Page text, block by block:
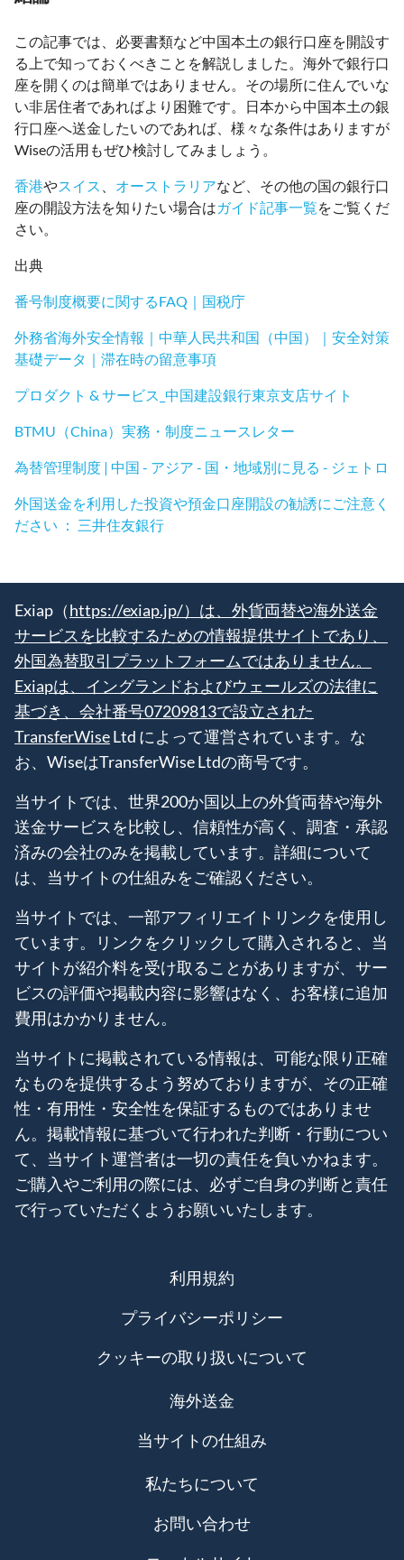
この記事では、必要書類など中国本土の銀行口座を開設す
る上で知っておくべきことを解説しました。海外で銀行口
座を開くのは簡単ではありません。その場所に住んでいな
い非居住者であればより困難です。日本から中国本土の銀
行口座へ送金したいのであれば、様々な条件はありますが
Wiseの活用もぜひ検討してみましょう。
香港やスイス オーストラリアなど、その他の国の銀行口
座の開設方法を知りたい場合はガイド記事一覧をご覧くだ
さい。
出典
番号制度概要に関するFAQ｜国税庁
外務省海外安全情報｜中華人民共和国（中国）｜安全対策
基礎データ｜滞在時の留意事項
プロダクト & サービス_中国建設銀行東京支店サイト
BTMU（China）実務・制度ニュースレター
為替管理制度 | 中国 - アジア - 国・地域別に見る - ジェトロ
外国送金を利用した投資や預金口座開設の勧誘にご注意く
ださい ： 三井住友銀行
Exiap（https://exiap.jp/）は、外貨両替や海外送金
サービスを比較するための情報提供サイトであり、
外国為替取引プラットフォームではありません。
Exiapは、イングランドおよびウェールズの法律に
基づき、会社番号07209813で設立された
TransferWiseLtd によって運営されています。な
お、WiseはTransferWise Ltdの商号です。
当サイトでは、世界200か国以上の外貨両替や海外
送金サービスを比較し、信頼性が高く、調査・承認
済みの会社のみを掲載しています。詳細について
は、当サイトの仕組みをご確認ください。
当サイトでは、一部アフィリエイトリンクを使用し
ています。リンクをクリックして購入されると、当
サイトが紹介料を受け取ることがありますが、サー
ビスの評価や掲載内容に影響はなく、お客様に追加
費用はかかりません。
当サイトに掲載されている情報は、可能な限り正確
なものを提供するよう努めておりますが、その正確
性・有用性・安全性を保証するものではありませ
ん。掲載情報に基づいて行われた判断・行動につい
て、当サイト運営者は一切の責任を負いかねます。
ご購入やご利用の際には、必ずご自身の判断と責任
で行っていただくようお願いいたします。
利用規約
プライバシーポリシー
クッキーの取り扱いについて
海外送金
当サイトの仕組み
私たちについて
お問い合わせ